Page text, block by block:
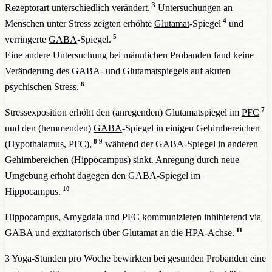
Rezeptorart unterschiedlich verändert. 3 Untersuchungen an
Menschen unter Stress zeigten erhöhte Glutamat-Spiegel 4und
verringerte GABA-Spiegel. 5
Eine andere Untersuchung bei männlichen Probanden fand keine
Veränderung des GABA- und Glutamatspiegels aufakuten
psychischen Stress. 6
Stressexposition erhöht den (anregenden) Glutamatspiegel im PFC 7
und den (hemmenden) GABA-Spiegel in einigen Gehirnbereichen
(Hypothalamus, PFC), 8 9während derGABA-Spiegel in anderen
Gehirnbereichen (Hippocampus) sinkt. Anregung durch neue
Umgebung erhöht dagegen den GABA-Spiegel im
Hippocampus. 10
Hippocampus, Amygdala und PFC kommunizieren inhibierend via
GABA und exzitatorisch überGlutamat an die HPA-Achse. 11
3 Yoga-Stunden pro Woche bewirkten bei gesunden Probanden eine